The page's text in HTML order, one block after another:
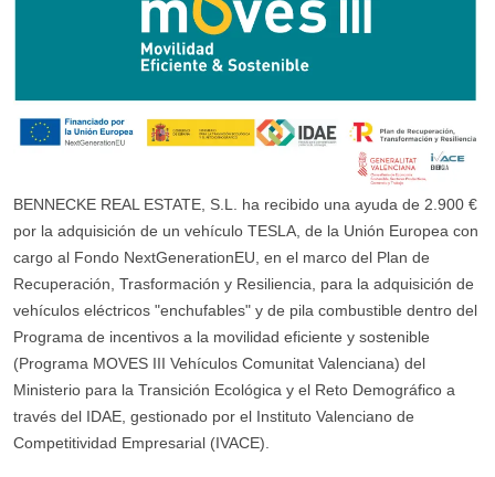
BENNECKE REAL ESTATE, S.L. ha recibido una ayuda de 2.900 €
por la adquisición de un vehículo TESLA, de la Unión Europea con
cargo al Fondo NextGenerationEU, en el marco del Plan de
Recuperación, Trasformación y Resiliencia, para la adquisición de
vehículos eléctricos "enchufables" y de pila combustible dentro del
Programa de incentivos a la movilidad eficiente y sostenible
(Programa MOVES III Vehículos Comunitat Valenciana) del
Ministerio para la Transición Ecológica y el Reto Demográfico a
través del IDAE, gestionado por el Instituto Valenciano de
Competitividad Empresarial (IVACE).